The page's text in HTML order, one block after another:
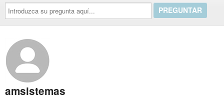
Introduzca
su
pregunta
aquí...
amsistemas